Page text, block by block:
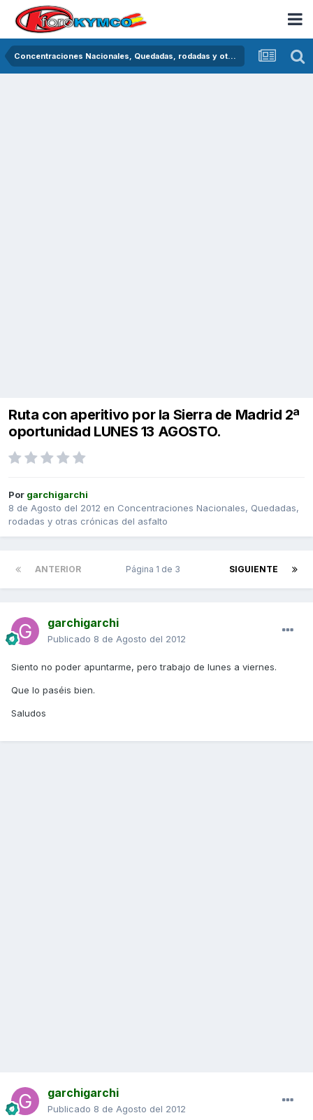
Concentraciones Nacionales, Quedadas, rodadas y otras crónicas del asfalto
Ruta con aperitivo por la Sierra de Madrid 2ª
oportunidad LUNES 13 AGOSTO.
Por garchigarchi
8 de Agosto del 2012 en Concentraciones Nacionales, Quedadas,
rodadas y otras crónicas del asfalto
ANTERIOR SIGUIENTE
Página 1 de 3
garchigarchi
Publicado 8 de Agosto del 2012
Siento no poder apuntarme, pero trabajo de lunes a viernes.
Que lo paséis bien.
Saludos
garchigarchi
Publicado 8 de Agosto del 2012